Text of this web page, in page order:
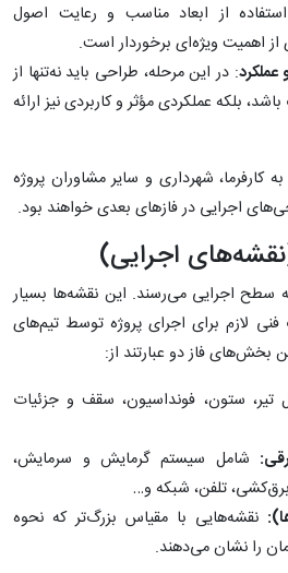
از ابعاد مناسب و رعایت اصول
اهمیت ویژه‌ای برخوردار است.
: در این مرحله، طراحی باید نه‌تنها از
بلکه عملکردی مؤثر و کاربردی نیز ارائه
کارفرما، شهرداری و سایر مشاوران پروژه
اجرایی در فازهای بعدی خواهند بود.
سطح اجرایی می‌رسند. این نقشه‌ها بسیار
لازم برای اجرای پروژه توسط تیم‌های
فاز دو عبارتند از:
تیر، ستون، فونداسیون، سقف و جزئیات
شامل سیستم گرمایش و سرمایش،
تلفن، شبکه و…
نقشه‌هایی با مقیاس بزرگ‌تر که نحوه
را نشان می‌دهند.